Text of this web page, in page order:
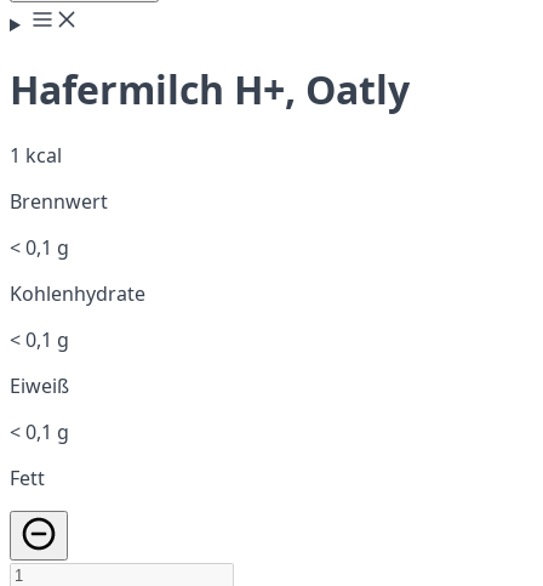
Hafermilch H+, Oatly
1 kcal
Brennwert
< 0,1 g
Kohlenhydrate
< 0,1 g
Eiweiß
< 0,1 g
Fett